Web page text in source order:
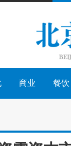
商业 餐饮